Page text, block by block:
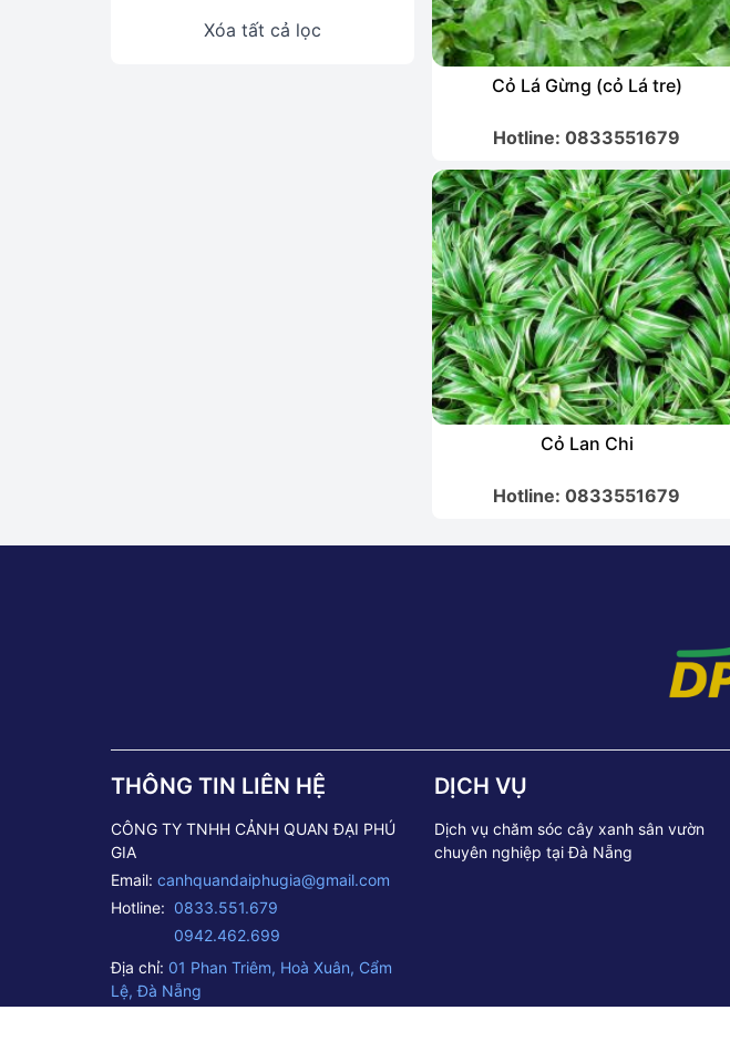
Cây xanh công trình - cây bóng
Xóa tất cả lọc
Cỏ Lá Gừng (cỏ Lá tre)
Hotline: 0833551679
Cỏ Lan Chi
Hotline: 0833551679
THÔNG TIN LIÊN HỆ
CÔNG TY TNHH CẢNH QUAN ĐẠI PHÚ
GIA
Email: canhquandaiphugia@gmail.com
Hotline: 0833.551.679
0942.462.699
Địa chỉ: 01 Phan Triêm, Hoà Xuân, Cẩm
Lệ, Đà Nẵng
DỊCH VỤ
Dịch vụ chăm sóc cây xanh sân vườn
chuyên nghiệp tại Đà Nẵng